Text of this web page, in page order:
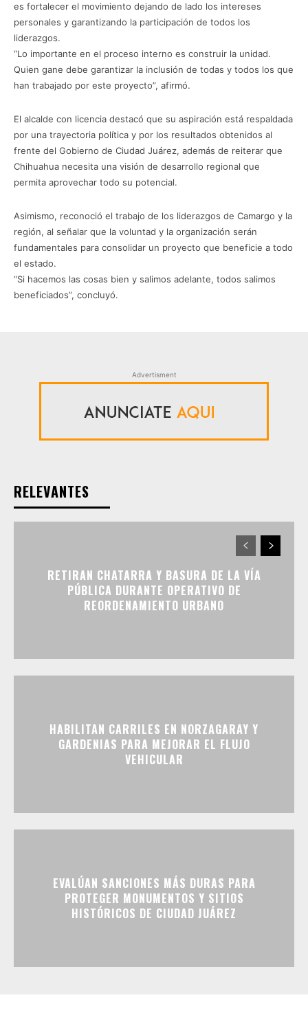
es fortalecer el movimiento dejando de lado los intereses
personales y garantizando la participación de todos los
liderazgos.
“Lo importante en el proceso interno es construir la unidad.
Quien gane debe garantizar la inclusión de todas y todos los que
han trabajado por este proyecto”, afirmó.
El alcalde con licencia destacó que su aspiración está respaldada
por una trayectoria política y por los resultados obtenidos al
frente del Gobierno de Ciudad Juárez, además de reiterar que
Chihuahua necesita una visión de desarrollo regional que
permita aprovechar todo su potencial.
Asimismo, reconoció el trabajo de los liderazgos de Camargo y la
región, al señalar que la voluntad y la organización serán
fundamentales para consolidar un proyecto que beneficie a todo
el estado.
“Si hacemos las cosas bien y salimos adelante, todos salimos
beneficiados”, concluyó.
Advertisment
RELEVANTES
RETIRAN CHATARRA Y BASURA DE LA VÍA
PÚBLICA DURANTE OPERATIVO DE
REORDENAMIENTO URBANO
HABILITAN CARRILES EN NORZAGARAY Y
GARDENIAS PARA MEJORAR EL FLUJO
VEHICULAR
EVALÚAN SANCIONES MÁS DURAS PARA
PROTEGER MONUMENTOS Y SITIOS
HISTÓRICOS DE CIUDAD JUÁREZ